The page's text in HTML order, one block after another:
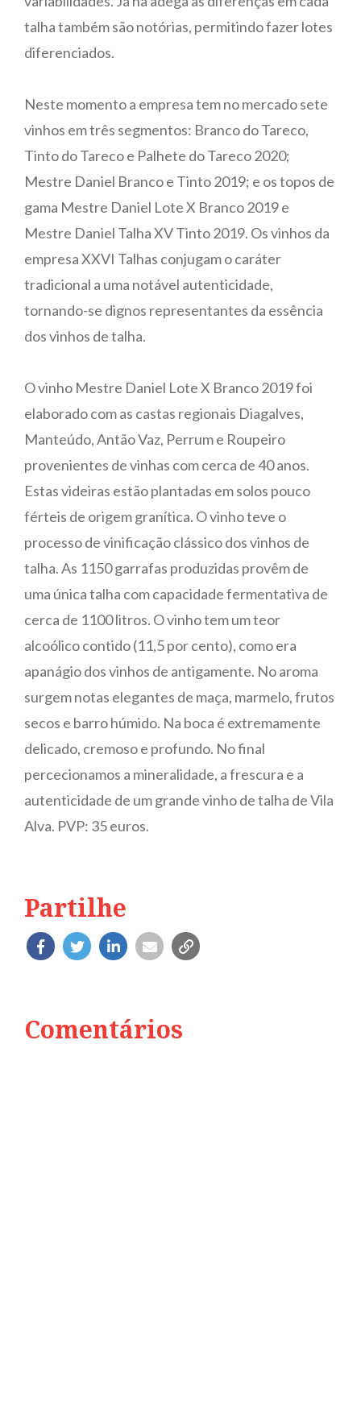
talha também são notórias, permitindo fazer lotes
diferenciados.
Neste momento a empresa tem no mercado sete
vinhos em três segmentos: Branco do Tareco,
Tinto do Tareco e Palhete do Tareco 2020;
Mestre Daniel Branco e Tinto 2019; e os topos de
gama Mestre Daniel Lote X Branco 2019 e
Mestre Daniel Talha XV Tinto 2019. Os vinhos da
empresa XXVI Talhas conjugam o caráter
tradicional a uma notável autenticidade,
tornando-se dignos representantes da essência
dos vinhos de talha.
O vinho Mestre Daniel Lote X Branco 2019 foi
elaborado com as castas regionais Diagalves,
Manteúdo, Antão Vaz, Perrum e Roupeiro
provenientes de vinhas com cerca de 40 anos.
Estas videiras estão plantadas em solos pouco
férteis de origem granítica. O vinho teve o
processo de vinificação clássico dos vinhos de
talha. As 1150 garrafas produzidas provêm de
uma única talha com capacidade fermentativa de
cerca de 1100 litros. O vinho tem um teor
alcoólico contido (11,5 por cento), como era
apanágio dos vinhos de antigamente. No aroma
surgem notas elegantes de maça, marmelo, frutos
secos e barro húmido. Na boca é extremamente
delicado, cremoso e profundo. No final
percecionamos a mineralidade, a frescura e a
autenticidade de um grande vinho de talha de Vila
Alva. PVP: 35 euros.
Partilhe
Comentários